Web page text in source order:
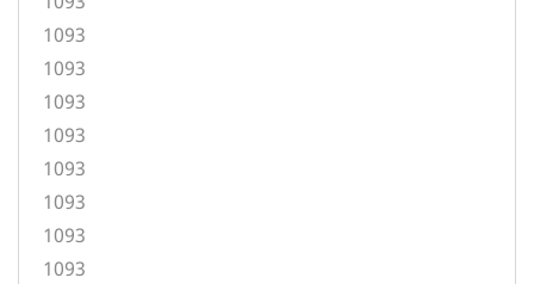
1093
1093
1093
1093
1093
1093
1093
1093